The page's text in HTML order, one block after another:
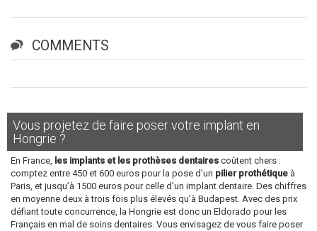
COMMENTS
Vous projetez de faire poser votre implant en
Hongrie ?
En France, les implants et les prothèses dentaires coûtent chers :
comptez entre 450 et 600 euros pour la pose d’un pilier prothétique à
Paris, et jusqu’à 1500 euros pour celle d’un implant dentaire. Des chiffres
en moyenne deux à trois fois plus élevés qu’à Budapest. Avec des prix
défiant toute concurrence, la Hongrie est donc un Eldorado pour les
Français en mal de soins dentaires. Vous envisagez de vous faire poser